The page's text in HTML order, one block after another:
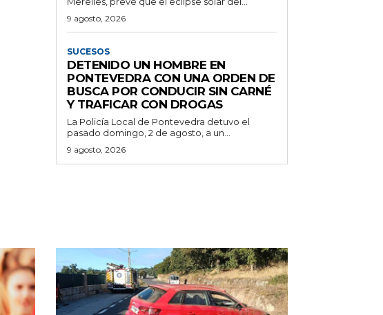
9 agosto, 2026
SUCESOS
DETENIDO UN HOMBRE EN
PONTEVEDRA CON UNA ORDEN DE
BUSCA POR CONDUCIR SIN CARNÉ
Y TRAFICAR CON DROGAS
La Policía Local de Pontevedra detuvo el
pasado domingo, 2 de agosto, a un...
9 agosto, 2026